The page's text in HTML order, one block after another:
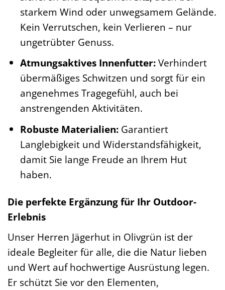
starkem Wind oder unwegsamem Gelände.
Kein Verrutschen, kein Verlieren – nur
ungetrübter Genuss.
Atmungsaktives Innenfutter:Verhindert
übermäßiges Schwitzen und sorgt für ein
angenehmes Tragegefühl, auch bei
anstrengenden Aktivitäten.
Robuste Materialien:Garantiert
Langlebigkeit und Widerstandsfähigkeit,
damit Sie lange Freude an Ihrem Hut
haben.
Die perfekte Ergänzung für Ihr Outdoor-
Erlebnis
Unser Herren Jägerhut in Olivgrün ist der
ideale Begleiter für alle, die die Natur lieben
und Wert auf hochwertige Ausrüstung legen.
Er schützt Sie vor den Elementen,